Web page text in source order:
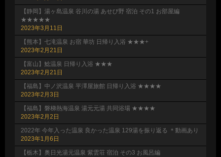
【静岡】湯ヶ島温泉 谷川の湯 あせび野 宿泊 その1 お部屋編
★★★★★
2023年3月11日
【熊本】七滝温泉 お宿 華坊 日帰り入浴 ★★★+
2023年2月21日
【富山】鯰温泉 日帰り入浴 ★★★
2023年2月21日
【福島】中ノ沢温泉 平澤屋旅館 日帰り入浴 ★★★★
2023年2月3日
【福島】磐梯熱海温泉 湯元元湯 共同浴場 ★★★★
2023年2月2日
2022年 今年入った温泉 良かった温泉 129湯を振り返る ＊動画あり
2023年1月6日
【栃木】奥日光湯元温泉 紫雲荘 宿泊 その3 お風呂編